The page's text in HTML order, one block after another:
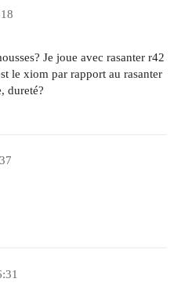
Je joue avec rasanter r42
le xiom par rapport au rasanter
dureté?